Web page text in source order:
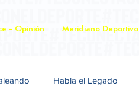
- Opinión Meridiano Deportivo
Habla el Legado